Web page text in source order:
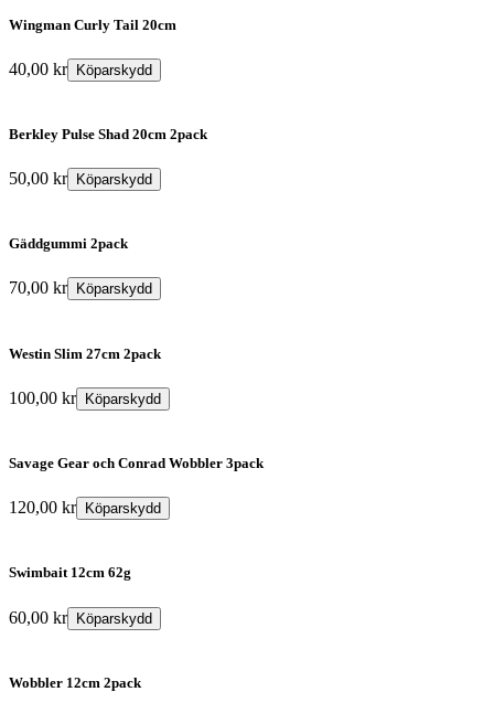
Wingman Curly Tail 20cm
40,00 kr Köparskydd
Berkley Pulse Shad 20cm 2pack
50,00 kr Köparskydd
Gäddgummi 2pack
70,00 kr Köparskydd
Westin Slim 27cm 2pack
100,00 kr Köparskydd
Savage Gear och Conrad Wobbler 3pack
120,00 kr Köparskydd
Swimbait 12cm 62g
60,00 kr Köparskydd
Wobbler 12cm 2pack